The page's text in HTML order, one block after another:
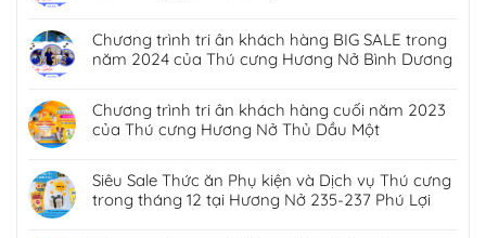
Chương trình tri ân khách hàng BIG SALE trong
năm 2024 của Thú cưng Hương Nở Bình Dương
Chương trình tri ân khách hàng cuối năm 2023
của Thú cưng Hương Nở Thủ Dầu Một
Siêu Sale Thức ăn Phụ kiện và Dịch vụ Thú cưng
trong tháng 12 tại Hương Nở 235-237 Phú Lợi